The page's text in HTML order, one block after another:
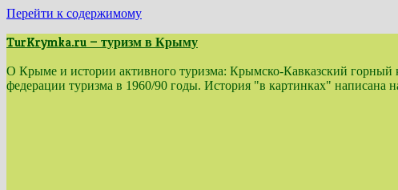
Перейти к содержимому
TurKrymka.ru — туризм в Крыму
О Крыме и истории активного туризма: Крымско-Кавказский горный
федерации туризма в 1960/90 годы. История "в картинках"